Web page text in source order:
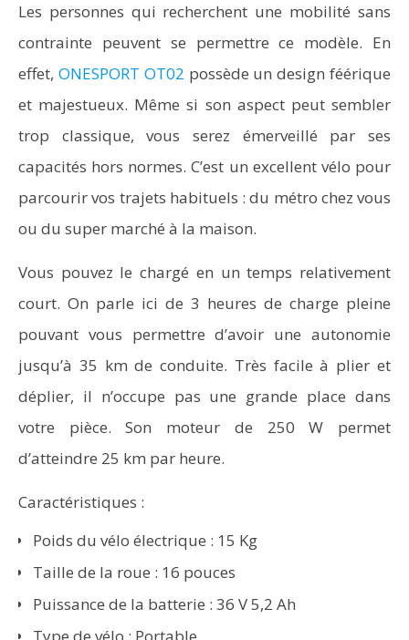
Les personnes qui recherchent une mobilité sans
contrainte peuvent se permettre ce modèle. En
effet, ONESPORT OT02 possède un design féérique
et majestueux. Même si son aspect peut sembler
trop classique, vous serez émerveillé par ses
capacités hors normes. C’est un excellent vélo pour
parcourir vos trajets habituels : du métro chez vous
ou du super marché à la maison.
Vous pouvez le chargé en un temps relativement
court. On parle ici de 3 heures de charge pleine
pouvant vous permettre d’avoir une autonomie
jusqu’à 35 km de conduite. Très facile à plier et
déplier, il n’occupe pas une grande place dans
votre pièce. Son moteur de 250 W permet
d’atteindre 25 km par heure.
Caractéristiques :
Poids du vélo électrique : 15 Kg
Taille de la roue : 16 pouces
Puissance de la batterie : 36 V 5,2 Ah